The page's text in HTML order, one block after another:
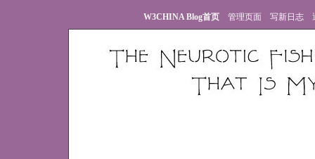
W3CHINA Blog首页 管理页面 写新日志